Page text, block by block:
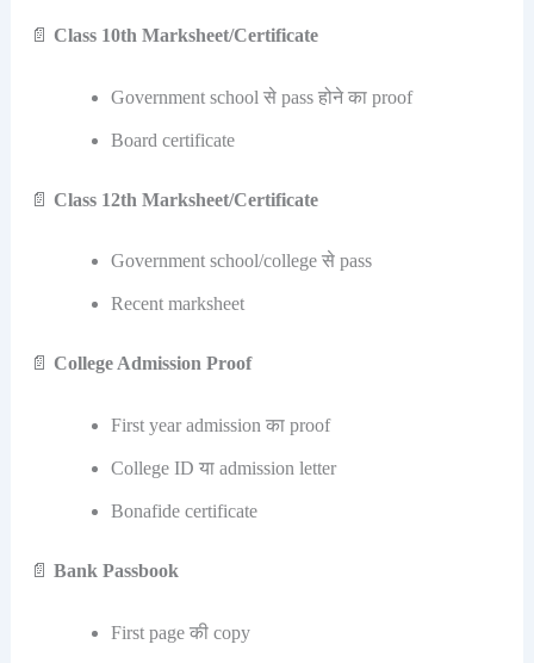
📄 Class 10th Marksheet/Certificate
Government school से pass होने का proof
Board certificate
📄 Class 12th Marksheet/Certificate
Government school/college से pass
Recent marksheet
📄 College Admission Proof
First year admission का proof
College ID या admission letter
Bonafide certificate
📄 Bank Passbook
First page की copy